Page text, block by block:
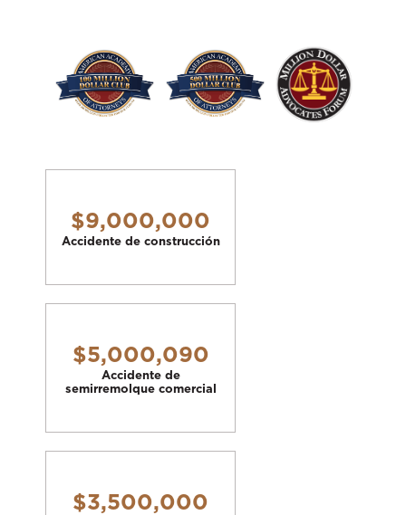
$9,000,000
Accidente de construcción
$5,000,090
Accidente de
semirremolque comercial
$3,500,000